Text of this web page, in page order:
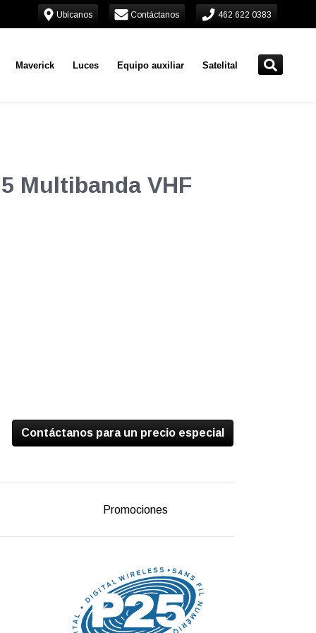
Ubícanos Contáctanos 462 622 0383
Maverick Luces Equipo auxiliar Satelital
Multibanda VHF
Contáctanos para un precio especial
Promociones